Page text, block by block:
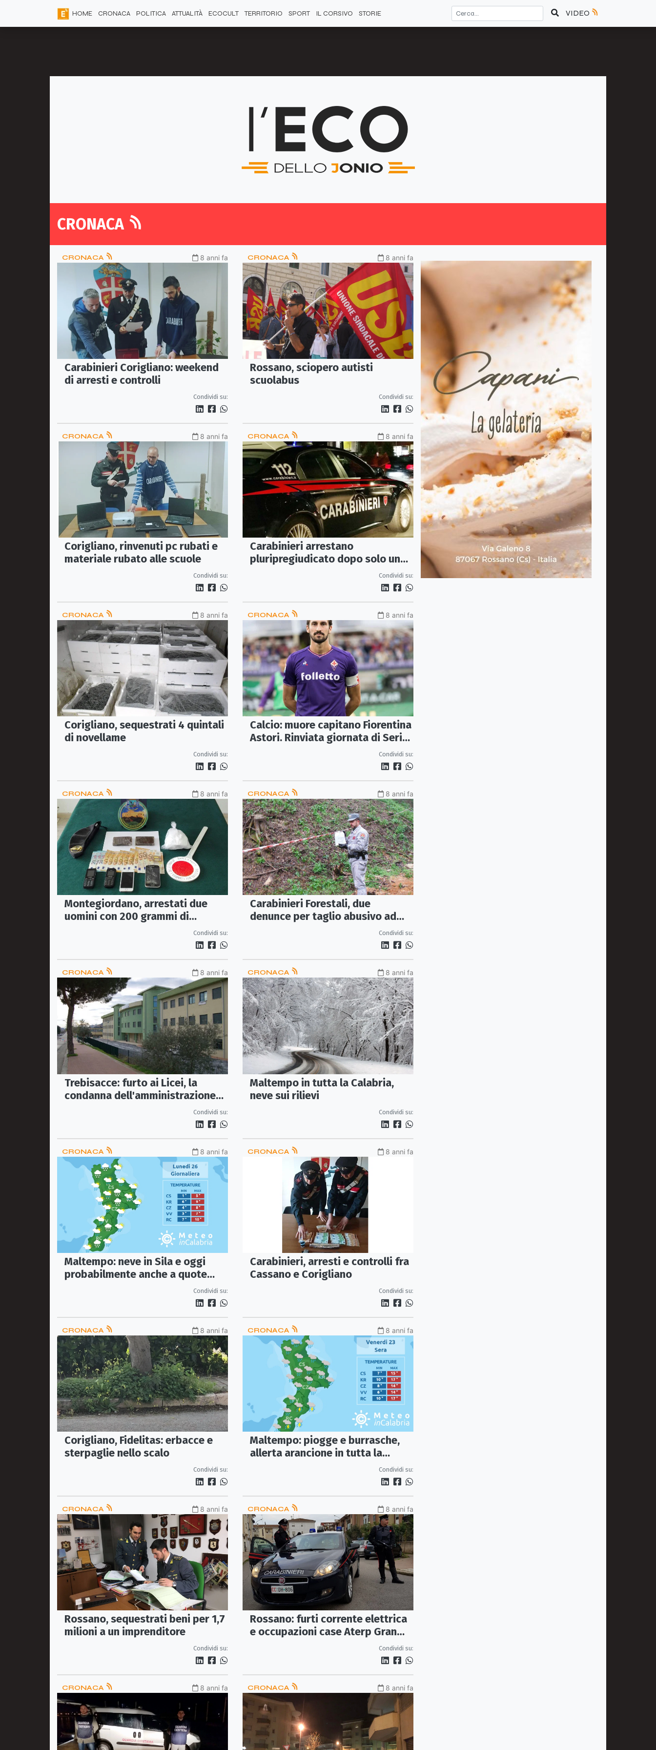
HOME CRONACA POLITICA ATTUALITÀ ECOCULT TERRITORIO SPORT IL CORSIVO STORIE VIDEO
CRONACA
CRONACA 8 anni fa
Carabinieri Corigliano: weekend
di arresti e controlli
Condividi su:
CRONACA 8 anni fa
Rossano, sciopero autisti
scuolabus
Condividi su:
CRONACA 8 anni fa
Corigliano, rinvenuti pc rubati e
materiale rubato alle scuole
Condividi su:
CRONACA 8 anni fa
Carabinieri arrestano
pluripregiudicato dopo solo una
Condividi su:
CRONACA 8 anni fa
Corigliano, sequestrati 4 quintali
di novellame
Condividi su:
CRONACA 8 anni fa
Calcio: muore capitano Fiorentina
Astori. Rinviata giornata di Serie
Condividi su:
CRONACA 8 anni fa
Montegiordano, arrestati due
uomini con 200 grammi di
Condividi su:
CRONACA 8 anni fa
Carabinieri Forestali, due
denunce per taglio abusivo ad
Condividi su:
CRONACA 8 anni fa
Trebisacce: furto ai Licei, la
condanna dell'amministrazione
Condividi su:
CRONACA 8 anni fa
Maltempo in tutta la Calabria,
neve sui rilievi
Condividi su:
CRONACA 8 anni fa
Maltempo: neve in Sila e oggi
probabilmente anche a quote
Condividi su:
CRONACA 8 anni fa
Carabinieri, arresti e controlli fra
Cassano e Corigliano
Condividi su:
CRONACA 8 anni fa
Corigliano, Fidelitas: erbacce e
sterpaglie nello scalo
Condividi su:
CRONACA 8 anni fa
Maltempo: piogge e burrasche,
allerta arancione in tutta la
Condividi su:
CRONACA 8 anni fa
Rossano, sequestrati beni per 1,7
milioni a un imprenditore
Condividi su:
CRONACA 8 anni fa
Rossano: furti corrente elettrica
e occupazioni case Aterp Gran
Condividi su:
CRONACA 8 anni fa CRONACA 8 anni fa